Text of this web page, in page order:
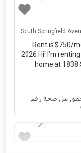
South Springfield
Rent is $750/
2026 Hi! I’m
home at 1838
ready and
place close to
Window AC,
room
Shared
Location perks:
من صحة رقم